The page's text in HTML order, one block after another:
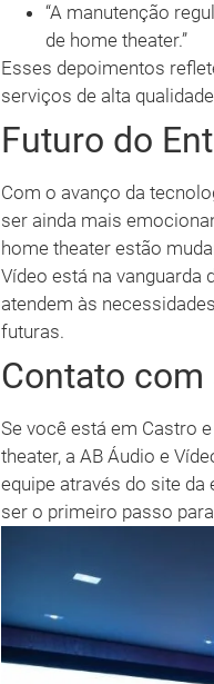
“A manutenção
de home theater.”
Esses depoimentos
serviços de alta
Futuro do
Com o avanço da
ser ainda mais
home theater estão
Vídeo está na vanguarda
atendem às
futuras.
Contato com
Se você está em Castro
theater, a AB Áudio e
equipe através do site
ser o primeiro passo